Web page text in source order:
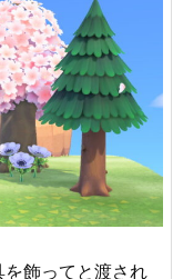
飾ってと渡され